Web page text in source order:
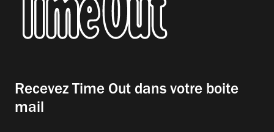
Recevez Time Out dans votre boite
mail